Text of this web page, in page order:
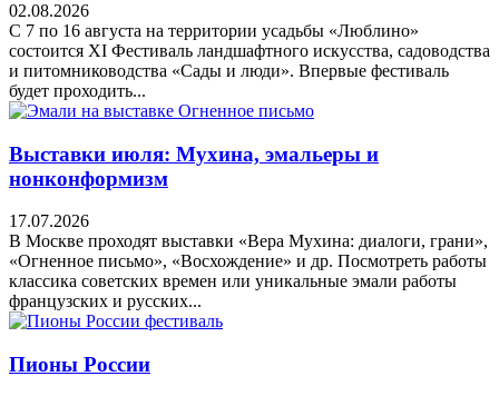
02.08.2026
С 7 по 16 августа на территории усадьбы «Люблино»
состоится XI Фестиваль ландшафтного искусства, садоводства
и питомниководства «Сады и люди». Впервые фестиваль
будет проходить...
Выставки июля: Мухина, эмальеры и
нонконформизм
17.07.2026
В Москве проходят выставки «Вера Мухина: диалоги, грани»,
«Огненное письмо», «Восхождение» и др. Посмотреть работы
классика советских времен или уникальные эмали работы
французских и русских...
Пионы России